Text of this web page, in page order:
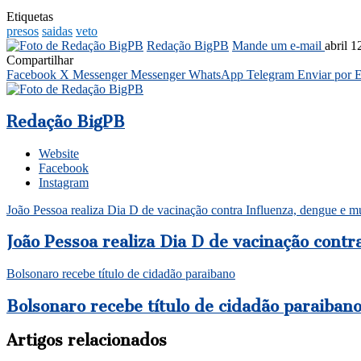
Etiquetas
presos saidas veto
Redação BigPB Mande um e-mail abril
Compartilhar
Facebook X Messenger Messenger WhatsApp Telegram Enviar por
Redação BigPB
Website
Facebook
Instagram
João Pessoa realiza Dia D de vacinação contra Influenza, dengue e
João Pessoa realiza Dia D de vacinação
Bolsonaro recebe título de cidadão paraibano
Bolsonaro recebe título de cidadão paraibano
Artigos relacionados